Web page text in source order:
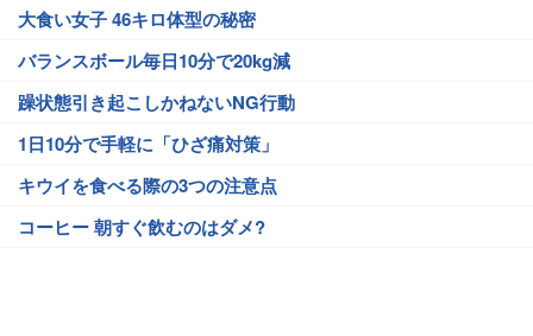
大食い女子 46キロ体型の秘密
バランスボール毎日10分で20kg減
躁状態引き起こしかねないNG行動
1日10分で手軽に「ひざ痛対策」
キウイを食べる際の3つの注意点
コーヒー 朝すぐ飲むのはダメ?